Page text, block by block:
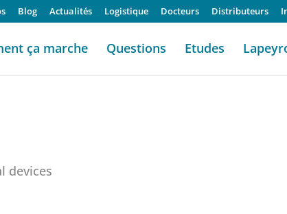
Blog Actualités Logistique Docteurs Distributeurs
ça marche Questions Etudes
devices